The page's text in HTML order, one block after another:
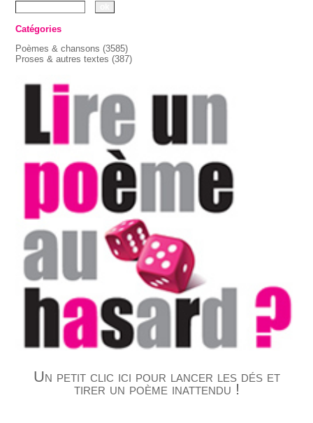
Catégories
Poèmes & chansons (3585)
Proses & autres textes (387)
Un petit clic ici pour lancer les dés et
tirer un poème inattendu !